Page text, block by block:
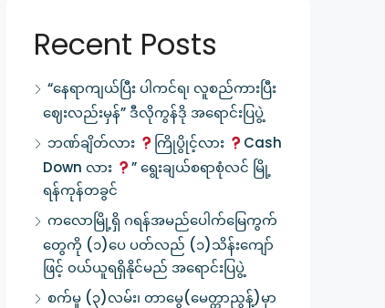
Recent Posts
“နေရာကျယ်ပြီး ပါကင်ရ၊ လူစည်ကားပြီး
ဈေးလည်းမှန်” ဒီလိုကွန်ဒို အရောင်းပြပွဲ့
ဘဏ်ချိတ်လား
ကြိုပွိုင့်လား
Cash
Down လား
” ရွေးချယ်စရာစုံလင် မြို့
ရန်ကုန်တခွင်
ကလောမြို့ရှိ ဂရန်အမည်ပေါက်မြေကွက်
တွေကို (၁)ပေ ပတ်လည် (၁)သိန်းကျော်
ဖြင့် ၀ယ်ယူရရှိနိုင်မည် အရောင်းပြပွဲ့
စက်မှု (၃)လမ်း၊ တာမွေ(မေတ္တာညွန့်)မှာ